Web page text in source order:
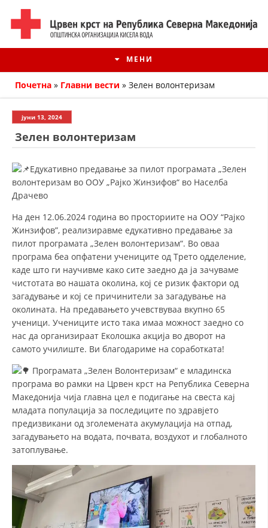
МЕНИ
ИСТОРИЈАТ НА ЦКРМ
ИСТОРИЈАТ НА ДВИЖЕЊЕТО
СТРУКТУРА НА ОРГАНИЗАЦИЈАТА
КОНТАКТ ИНФОРМАЦИИ
ЗАКОН ЗА ЦКРМ
СТАТУТ НА ЦКРМ
ОРГАНИЗАЦИЈА И РАЗВОЈ
РАКОВОДЕН ОДБОР
СОБРАНИЕ
Почетна » Главни вести » Зелен волонтеризам
јуни 13, 2024
Зелен волонтеризам
Едукативно предавање за пилот програмата „Зелен
волонтеризам во ООУ „Рајко Жинзифов“ во Населба
Драчево
На ден 12.06.2024 година во просториите на ООУ “Рајко
Жинзифов”, реализиравме едукативно предавање за
пилот програмата „Зелен волонтеризам“. Во оваа
програма беа опфатени учениците од Трето одделение,
каде што ги научивме како сите заедно да ја зачуваме
чистотата во нашата околина, кој се ризик фактори од
загадување и кој се причинители за загадување на
околината. На предавањето учевствуваа вкупно 65
ученици. Учениците исто така имаа можност заедно со
нас да организираат Еколошка акција во дворот на
самото училиште. Ви благодариме на соработката!
Програмата „Зелен Волонтеризам“ е младинска
програма во рамки на Црвен крст на Република Северна
Македонија чија главна цел е подигање на свеста кај
младата популација за последиците по здравјето
предизвикани од зголемената акумулација на отпад,
загадувањето на водата, почвата, воздухот и глобалното
затоплување.